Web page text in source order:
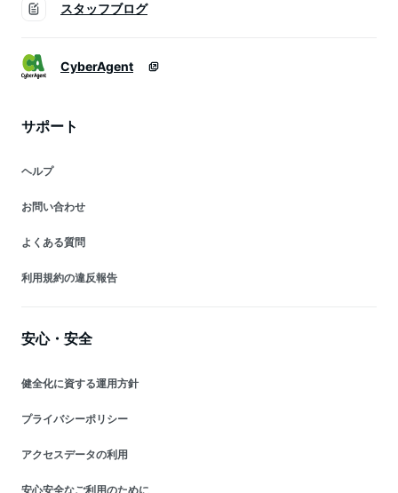
スタッフブログ
CyberAgent
サポート
ヘルプ
お問い合わせ
よくある質問
利用規約の違反報告
安心・安全
健全化に資する運用方針
プライバシーポリシー
アクセスデータの利用
安心安全なご利用のために